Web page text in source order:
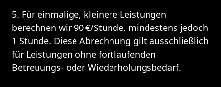
5. Für einmalige, kleinere Leistungen
berechnen wir 90 €/Stunde, mindestens jedoch
1 Stunde. Diese Abrechnung gilt ausschließlich
für Leistungen ohne fortlaufenden
Betreuungs- oder Wiederholungsbedarf.